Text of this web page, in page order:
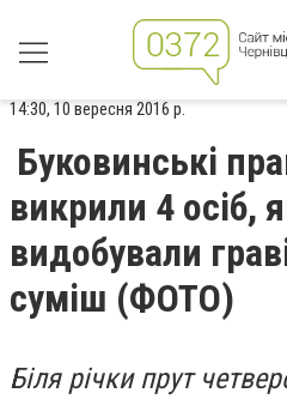
14:30, 10 вересня 2016 р.
Буковинські
викрили 4 осіб,
видобували
суміш (ФОТО)
Біля річки прут